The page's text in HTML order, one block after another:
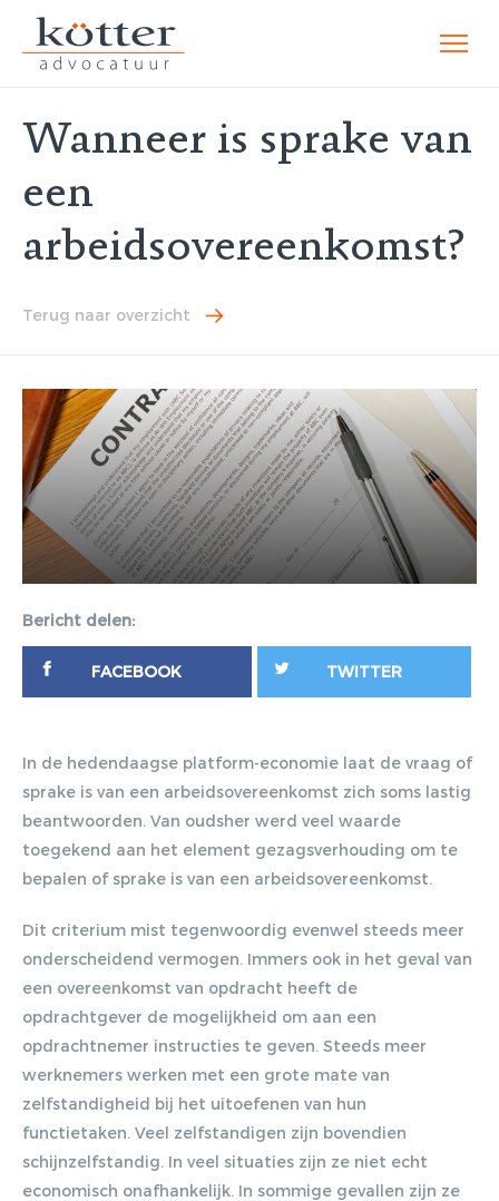
Wanneer is sprake van
een
arbeidsovereenkomst?
Terug naar overzicht
Bericht delen:
FACEBOOK TWITTER
In de hedendaagse platform-economie laat de vraag of
sprake is van een arbeidsovereenkomst zich soms lastig
beantwoorden. Van oudsher werd veel waarde
toegekend aan het element gezagsverhouding om te
bepalen of sprake is van een arbeidsovereenkomst.
Dit criterium mist tegenwoordig evenwel steeds meer
onderscheidend vermogen. Immers ook in het geval van
een overeenkomst van opdracht heeft de
opdrachtgever de mogelijkheid om aan een
opdrachtnemer instructies te geven. Steeds meer
werknemers werken met een grote mate van
zelfstandigheid bij het uitoefenen van hun
functietaken. Veel zelfstandigen zijn bovendien
schijnzelfstandig. In veel situaties zijn ze niet echt
economisch onafhankelijk. In sommige gevallen zijn ze